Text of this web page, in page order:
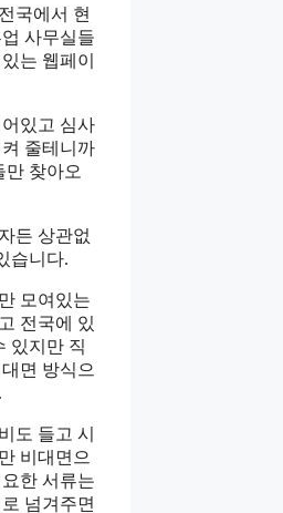
국에서 현
사무실들
는 웹페이
있고 심사
줄테니까
만 찾아오
든 상관없
습니다.
모여있는
전국에 있
있지만 직
면 방식으
도 들고 시
비대면으
한 서류는
넘겨주면